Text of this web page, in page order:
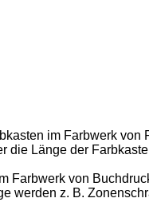
im Farbwerk
die Länge der
Farbwerk von
werden z. B.